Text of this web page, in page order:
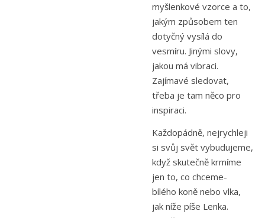
myšlenkové vzorce a to,
jakým způsobem ten
dotyčný vysílá do
vesmíru. Jinými slovy,
jakou má vibraci.
Zajímavé sledovat,
třeba je tam něco pro
inspiraci.
Každopádně, nejrychleji
si svůj svět vybudujeme,
když skutečně krmíme
jen to, co chceme-
bílého koně nebo vlka,
jak níže píše Lenka.